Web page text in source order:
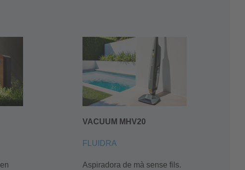
VACUUM MHV20
FLUIDRA
Aspiradora de mà sense fils.